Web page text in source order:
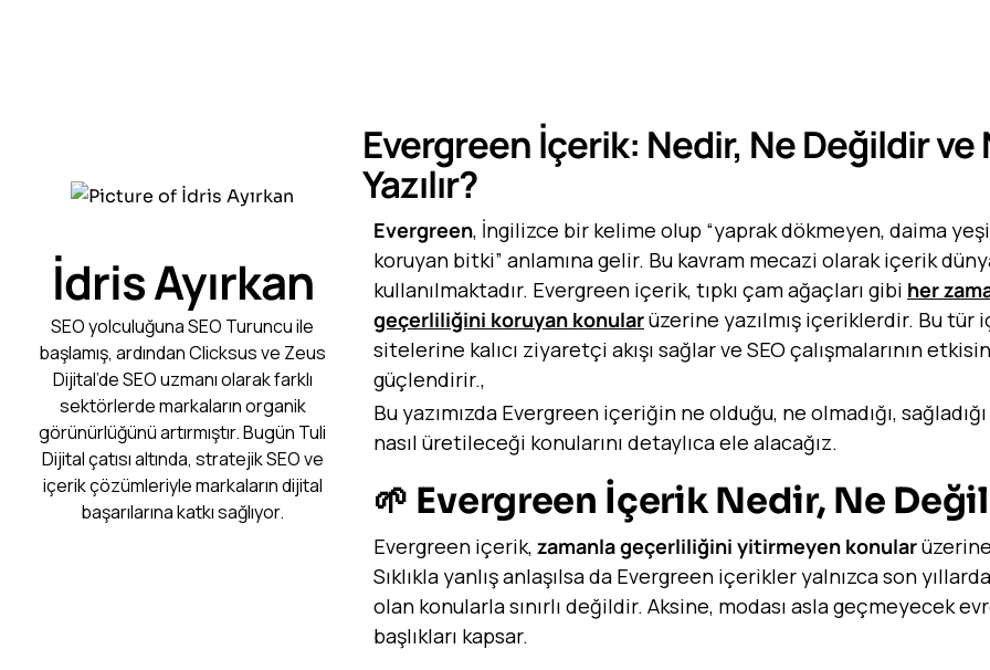
İdris Ayırkan
SEO yolculuğuna SEO Turuncu ile
başlamış, ardından Clicksus ve Zeus
Dijital’de SEO uzmanı olarak farklı
sektörlerde markaların organik
görünürlüğünü artırmıştır. Bugün Tuli
Dijital çatısı altında, stratejik SEO ve
içerik çözümleriyle markaların dijital
başarılarına katkı sağlıyor.
Evergreen İçerik: Nedir, Ne Değildir ve
Yazılır?
Evergreen, İngilizce bir kelime olup “yaprak dökmeyen, daima
koruyan bitki” anlamına gelir. Bu kavram mecazi olarak içerik
kullanılmaktadır. Evergreen içerik, tıpkı çam ağaçları gibi her
geçerliliğini koruyan konularüzerine yazılmış içeriklerdir. Bu tür
sitelerine kalıcı ziyaretçi akışı sağlar ve SEO çalışmalarının
güçlendirir.,
Bu yazımızda Evergreen içeriğin ne olduğu, ne olmadığı,
nasıl üretileceği konularını detaylıca ele alacağız.
🌱 Evergreen İçerik Nedir, Ne
Evergreen içerik, zamanla geçerliliğini yitirmeyen konular
Sıklıkla yanlış anlaşılsa da Evergreen içerikler yalnızca son
olan konularla sınırlı değildir. Aksine, modası asla geçmeyecek
başlıkları kapsar.